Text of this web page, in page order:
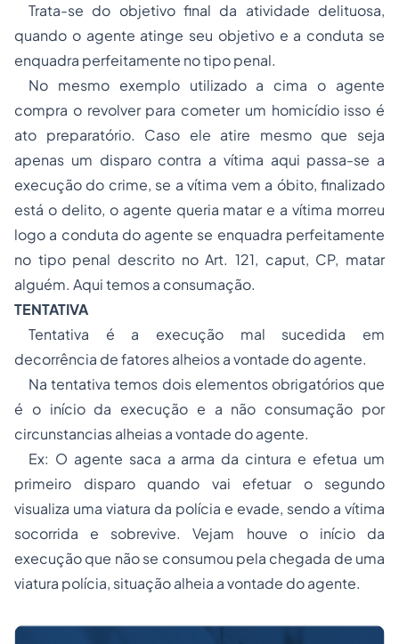
Trata-se do objetivo final da atividade delituosa,
quando o agente atinge seu objetivo e a conduta se
enquadra perfeitamente no tipo penal.
No mesmo exemplo utilizado a cima o agente
compra o revolver para cometer um homicídio isso é
ato preparatório. Caso ele atire mesmo que seja
apenas um disparo contra a vítima aqui passa-se a
execução do crime, se a vítima vem a óbito, finalizado
está o delito, o agente queria matar e a vítima morreu
logo a conduta do agente se enquadra perfeitamente
no tipo penal descrito no Art. 121, caput, CP, matar
alguém. Aqui temos a consumação.
TENTATIVA
Tentativa é a execução mal sucedida em
decorrência de fatores alheios a vontade do agente.
Na tentativa temos dois elementos obrigatórios que
é o início da execução e a não consumação por
circunstancias alheias a vontade do agente.
Ex: O agente saca a arma da cintura e efetua um
primeiro disparo quando vai efetuar o segundo
visualiza uma viatura da polícia e evade, sendo a vítima
socorrida e sobrevive. Vejam houve o início da
execução que não se consumou pela chegada de uma
viatura polícia, situação alheia a vontade do agente.